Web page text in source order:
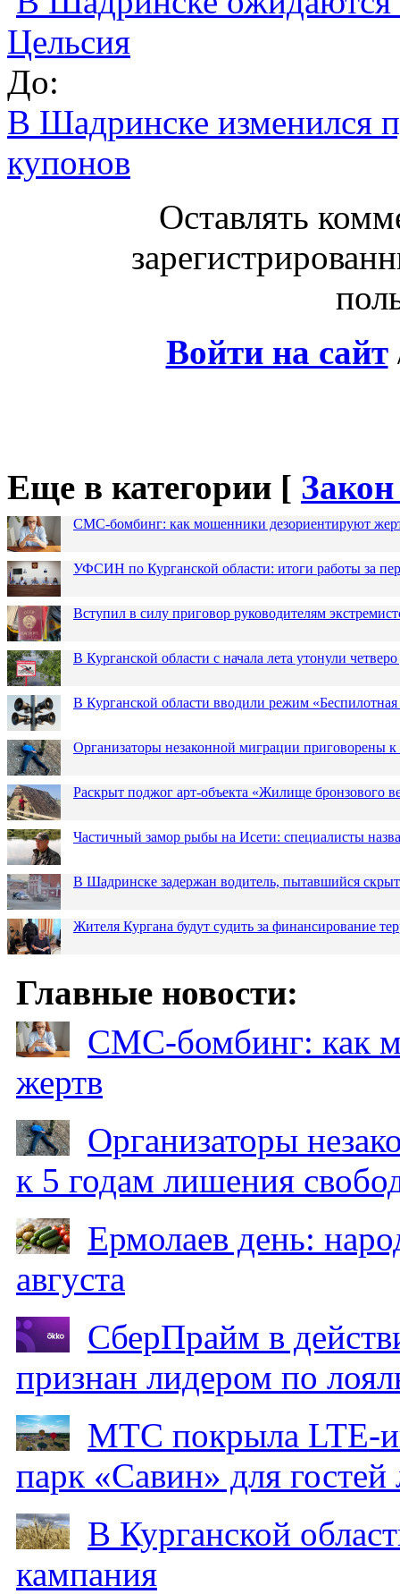
Цельсия
До:
В Шадринске изменился
купонов
Оставлять
Войти на сайт
Еще в категории [
СМС-бомбинг: как мошенники дезориентируют
УФСИН по Курганской области: итоги работы за
Вступил в силу приговор руководителям
В Курганской области с начала лета утонули четверо
В Курганской области вводили режим «Беспилотная
Организаторы незаконной миграции приговорены
Раскрыт поджог арт-объекта «Жилище бронзового
Частичный замор рыбы на Исети: специалисты
В Шадринске задержан водитель, пытавшийся
Жителя Кургана будут судить за финансирование
Главные новости:
СМС-бомбинг: как
жертв
Организаторы
к 5 годам лишения
Ермолаев день:
августа
СберПрайм в
признан лидером по
МТС покрыла LTE-
парк «Савин» для гостей
В Курганской
кампания